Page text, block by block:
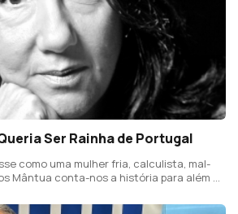
Ser Rainha de Portugal
como uma mulher fria, calculista, mal-
Mântua conta-nos a história para além do